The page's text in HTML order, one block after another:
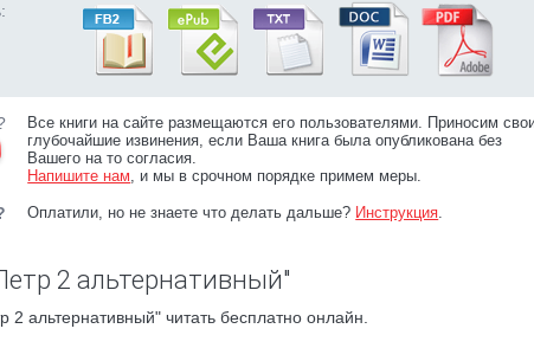
Все книги на сайте размещаются его пользователями. Приносим
глубочайшие извинения, если Ваша книга была опубликована без
Вашего на то согласия.
Напишите нам, и мы в срочном порядке примем меры.
Оплатили, но не знаете что делать дальше? Инструкция.
2 альтернативный"
альтернативный" читать бесплатно онлайн.